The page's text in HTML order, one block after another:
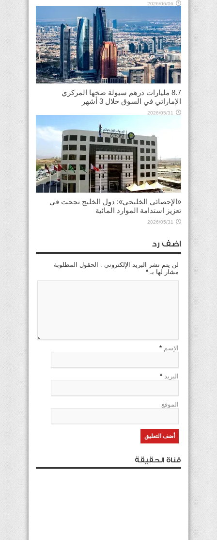
2026/06/06
8.7 مليارات درهم سيولة ضخها المركزي
الإماراتي في السوق خلال 3 أشهر
2026/05/31
«الإحصائي الخليجي»: دول الخليج نجحت في
تعزيز استدامة الموارد المائية
2026/05/31
اضف رد
لن يتم نشر البريد الإلكتروني . الحقول المطلوبة
مشار لها بـ *
الإسم *
البريد *
الموقع
قناة الحقيقة